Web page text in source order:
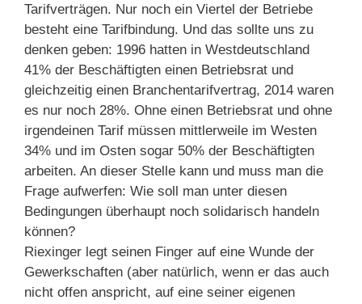
Tarifverträgen. Nur noch ein Viertel der Betriebe
besteht eine Tarifbindung. Und das sollte uns zu
denken geben: 1996 hatten in Westdeutschland
41% der Beschäftigten einen Betriebsrat und
gleichzeitig einen Branchentarifvertrag, 2014 waren
es nur noch 28%. Ohne einen Betriebsrat und ohne
irgendeinen Tarif müssen mittlerweile im Westen
34% und im Osten sogar 50% der Beschäftigten
arbeiten. An dieser Stelle kann und muss man die
Frage aufwerfen: Wie soll man unter diesen
Bedingungen überhaupt noch solidarisch handeln
können?
Riexinger legt seinen Finger auf eine Wunde der
Gewerkschaften (aber natürlich, wenn er das auch
nicht offen anspricht, auf eine seiner eigenen